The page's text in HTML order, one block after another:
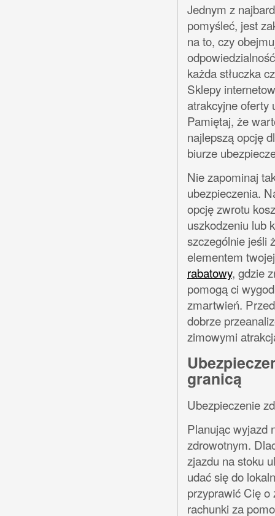
Jednym z
pomyśleć, jest
na to, czy
każda stłuczka
Sklepy
atrakcyjne oferty
Pamiętaj, że
najlepszą opcję
biurze
Nie zapominaj
ubezpieczenia.
opcję zwrotu
uszkodzeniu lub
szczególnie jeśli
elementem
rabatowy, gdzie
pomogą ci
zmartwień.
dobrze
zimowymi
granicą
Ubezpieczenie
Planując wyjazd
zdrowotnym.
zjazdu na stoku
udać się do
przyprawić Cię o
rachunki za